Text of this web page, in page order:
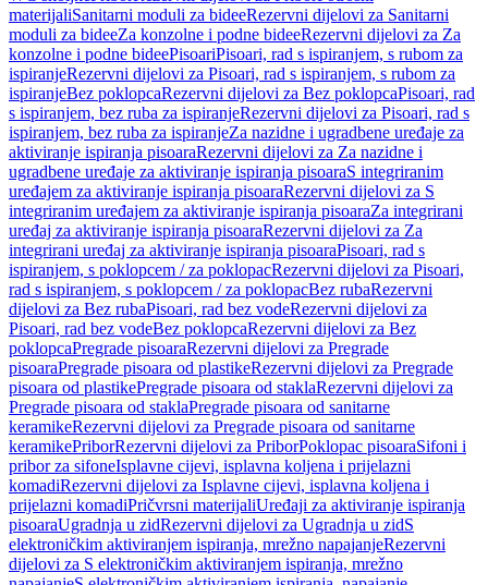
materijaliSanitarni moduli za bideeRezervni dijelovi za Sanitarni
moduli za bideeZa konzolne i podne bideeRezervni dijelovi za Za
konzolne i podne bideePisoariPisoari, rad s ispiranjem, s rubom za
ispiranjeRezervni dijelovi za Pisoari, rad s ispiranjem, s rubom za
ispiranjeBez poklopcaRezervni dijelovi za Bez poklopcaPisoari, rad
s ispiranjem, bez ruba za ispiranjeRezervni dijelovi za Pisoari, rad s
ispiranjem, bez ruba za ispiranjeZa nazidne i ugradbene uređaje za
aktiviranje ispiranja pisoaraRezervni dijelovi za Za nazidne i
ugradbene uređaje za aktiviranje ispiranja pisoaraS integriranim
uređajem za aktiviranje ispiranja pisoaraRezervni dijelovi za S
integriranim uređajem za aktiviranje ispiranja pisoaraZa integrirani
uređaj za aktiviranje ispiranja pisoaraRezervni dijelovi za Za
integrirani uređaj za aktiviranje ispiranja pisoaraPisoari, rad s
ispiranjem, s poklopcem / za poklopacRezervni dijelovi za Pisoari,
rad s ispiranjem, s poklopcem / za poklopacBez rubaRezervni
dijelovi za Bez rubaPisoari, rad bez vodeRezervni dijelovi za
Pisoari, rad bez vodeBez poklopcaRezervni dijelovi za Bez
poklopcaPregrade pisoaraRezervni dijelovi za Pregrade
pisoaraPregrade pisoara od plastikeRezervni dijelovi za Pregrade
pisoara od plastikePregrade pisoara od staklaRezervni dijelovi za
Pregrade pisoara od staklaPregrade pisoara od sanitarne
keramikeRezervni dijelovi za Pregrade pisoara od sanitarne
keramikePriborRezervni dijelovi za PriborPoklopac pisoaraSifoni i
pribor za sifoneIsplavne cijevi, isplavna koljena i prijelazni
komadiRezervni dijelovi za Isplavne cijevi, isplavna koljena i
prijelazni komadiPričvrsni materijaliUređaji za aktiviranje ispiranja
pisoaraUgradnja u zidRezervni dijelovi za Ugradnja u zidS
elektroničkim aktiviranjem ispiranja, mrežno napajanjeRezervni
dijelovi za S elektroničkim aktiviranjem ispiranja, mrežno